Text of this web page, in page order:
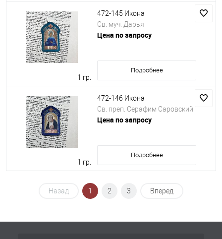
1 гр.
472-145 Икона
Св. муч. Дарья
Цена по запросу
Подробнее
1 гр.
472-146 Икона
Св. преп. Серафим Саровский
Цена по запросу
Подробнее
Назад 1 2 3 Вперед